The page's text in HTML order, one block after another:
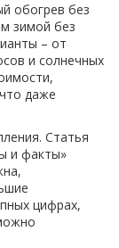
обогрев без
зимой без
– от
и солнечных
даже
Статья
и факты»
цифрах,